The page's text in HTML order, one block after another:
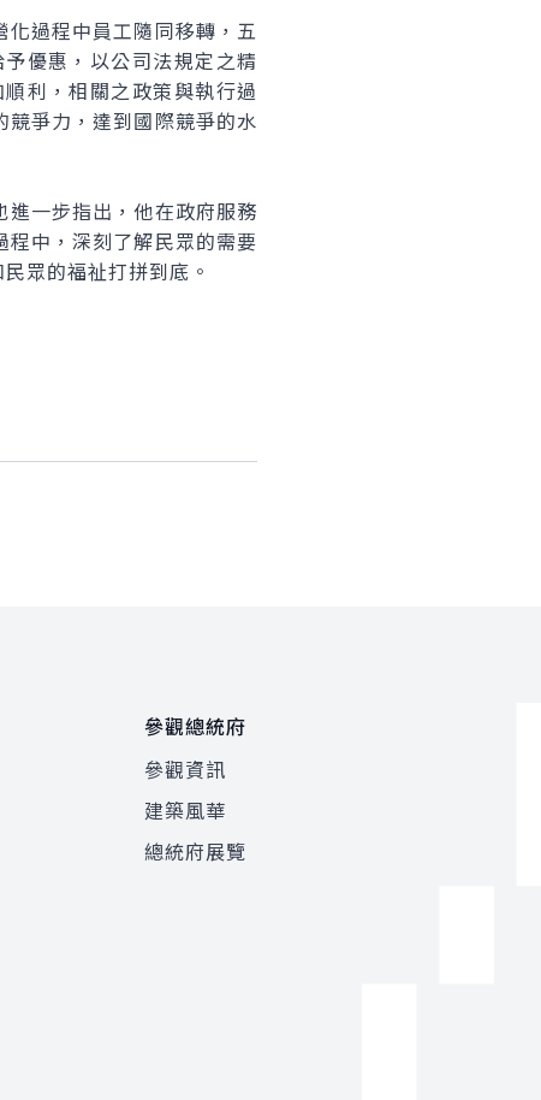
過程中員工隨同移轉，五
優惠，以公司法規定之精
利，相關之政策與執行過
爭力，達到國際競爭的水
一步指出，他在政府服務
中，深刻了解民眾的需要
眾的福祉打拼到底。
參觀總統府
參觀資訊
建築風華
總統府展覽